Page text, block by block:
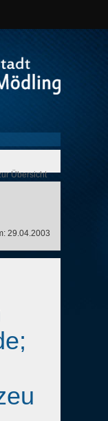
Übersicht
29.04.2003